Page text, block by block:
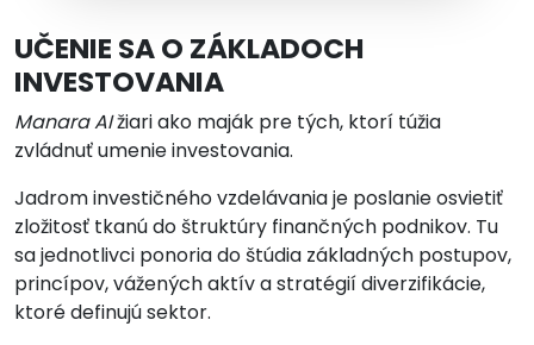
UČENIE SA O ZÁKLADOCH
INVESTOVANIA
Manara AIžiari ako maják pre tých, ktorí túžia
zvládnuť umenie investovania.
Jadrom investičného vzdelávania je poslanie osvietiť
zložitosť tkanú do štruktúry finančných podnikov. Tu
sa jednotlivci ponoria do štúdia základných postupov,
princípov, vážených aktív a stratégií diverzifikácie,
ktoré definujú sektor.